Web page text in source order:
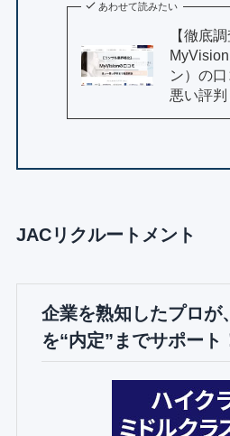
あわせて読みたい
【徹底調
ン）の
悪い評
JACリクルートメント
企業を熟知したプロが
を“内定”までサポート